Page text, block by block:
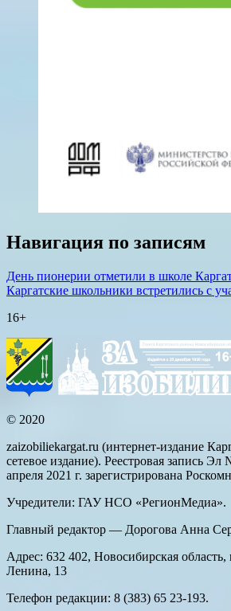
Навигация по записям
День пионерии отметили в школе
Каргатские школьники встретились с
16+
© 2020
zaizobiliekargat.ru (интернет-издание
сетевое издание). Реестровая запись
апреля 2021 г. зарегистрирована
Учредители: ГАУ НСО «РегионМедиа».
Главный редактор — Дорогова Анна
Адрес: 632 402, Новосибирская область,
Ленина, 13
Телефон редакции: 8 (383) 65 23-193.